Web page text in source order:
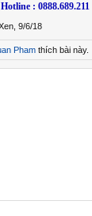
: 0888.689.211
9/6/18
Pham thích bài này.